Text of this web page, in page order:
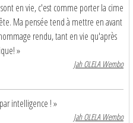
en vie, c'est comme porter la cime
Ma pensée tend à mettre en avant
rendu, tant en vie qu'après
»
Jah OLELA Wembo
intelligence ! »
Jah OLELA Wembo